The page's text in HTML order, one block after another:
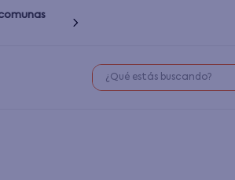
¿Qué estás buscando?